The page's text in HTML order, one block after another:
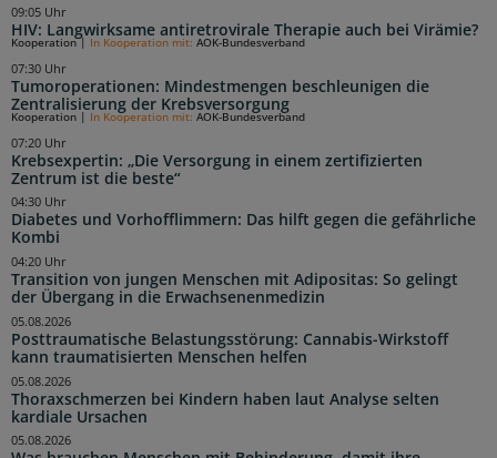
HIV: Langwirksame antiretrovirale Therapie auch bei Virämie?
09:05 Uhr
Tumoroperationen: Mindestmengen beschleunigen die
Zentralisierung der Krebsversorgung
Kooperation| In Kooperation mit: AOK-Bundesverband
07:30 Uhr
Krebsexpertin: „Die Versorgung in einem zertifizierten
Zentrum ist die beste“
Kooperation | In Kooperation mit: AOK-Bundesverband
07:20 Uhr
Diabetes und Vorhofflimmern: Das hilft gegen die gefährliche
Kombi
04:30 Uhr
Transition von jungen Menschen mit Adipositas: So gelingt
der Übergang in die Erwachsenenmedizin
04:20 Uhr
Posttraumatische Belastungsstörung: Cannabis-Wirkstoff
kann traumatisierten Menschen helfen
05.08.2026
Thoraxschmerzen bei Kindern haben laut Analyse selten
kardiale Ursachen
05.08.2026
05.08.2026